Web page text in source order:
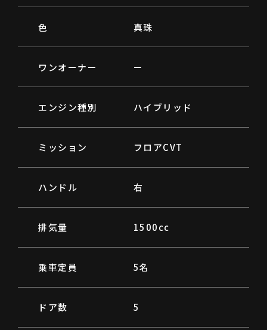
色 真珠
ワンオーナー ー
エンジン種別 ハイブリッド
ミッション フロアCVT
ハンドル 右
排気量 1500cc
乗車定員 5名
ドア数 5